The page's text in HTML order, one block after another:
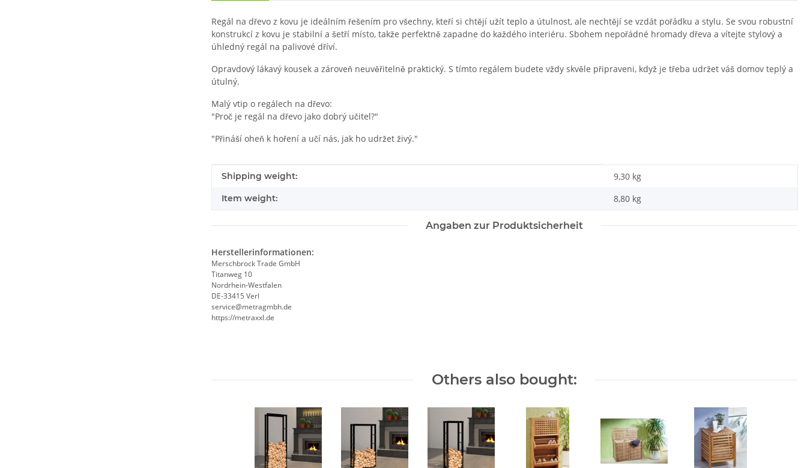
Regál na dřevo z kovu je ideálním řešením pro všechny, kteří si chtějí užít teplo a útulnost, ale nechtějí se vzdát pořádku a stylu. Se svou robustní
konstrukcí z kovu je stabilní a šetří místo, takže perfektně zapadne do každého interiéru. Sbohem nepořádné hromady dřeva a vítejte stylový a
úhledný regál na palivové dříví.
Opravdový lákavý kousek a zároveň neuvěřitelně praktický. S tímto regálem budete vždy skvěle připraveni, když je třeba udržet váš domov teplý a
útulný.
Malý vtip o regálech na dřevo:
"Proč je regál na dřevo jako dobrý učitel?"
"Přináší oheň k hoření a učí nás, jak ho udržet živý."
#productDetails.itemInformation#
#productDetails.itemValue#
Shipping weight: 9,30 kg
Item weight: 8,80 kg
Angaben zur Produktsicherheit
Herstellerinformationen:
Merschbrock Trade GmbH
Titanweg 10
Nordrhein-Westfalen
DE-33415 Verl
service@metragmbh.de
https://metraxxl.de
Others also bought: